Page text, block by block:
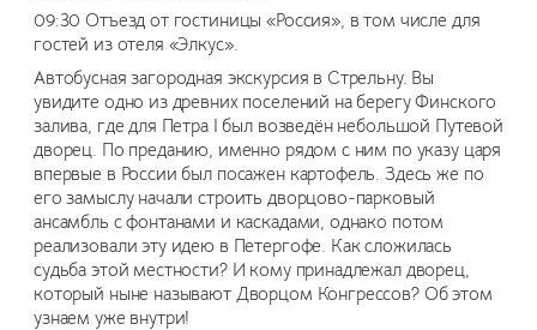
09:30 Отъезд от гостиницы «Россия», в том числе для
гостей из отеля «Элкус».
Автобусная загородная экскурсия в Стрельну. Вы
увидите одно из древних поселений на берегу Финского
залива, где для Петра I был возведён небольшой Путевой
дворец. По преданию, именно рядом с ним по указу царя
впервые в России был посажен картофель. Здесь же по
его замыслу начали строить дворцово-парковый
ансамбль с фонтанами и каскадами, однако потом
реализовали эту идею в Петергофе. Как сложилась
судьба этой местности? И кому принадлежал дворец,
который ныне называют Дворцом Конгрессов? Об этом
узнаем уже внутри!